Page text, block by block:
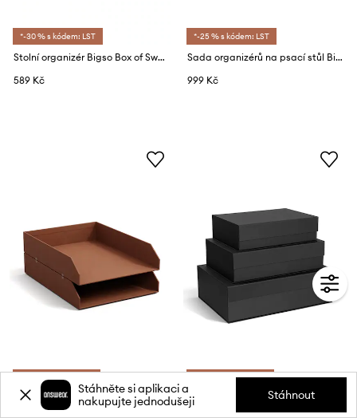
*-30 % s kódem: LST
Stolní organizér Bigso Box of Sweden
589 Kč
*-25 % s kódem: LST
Sada organizérů na psací stůl Bigso Box of Sweden
999 Kč
*-15 % s kódem: LST
Organizér dokumentů Bigso Box of Sweden 2-pack
*-15 % s kódem: LST
Stáhněte si aplikaci a
nakupujte jednodušeji
Stáhnout